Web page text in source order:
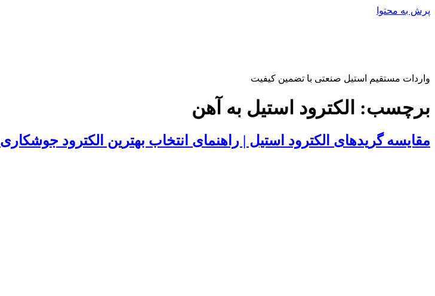
پرش به محتوا
واردات مستقیم استیل صنعتی با تضمین کیفیت
برچسب: الکترود استیل به آهن
مقایسه گریدهای الکترود استیل | راهنمای انتخاب بهترین الکترود جوشکاری